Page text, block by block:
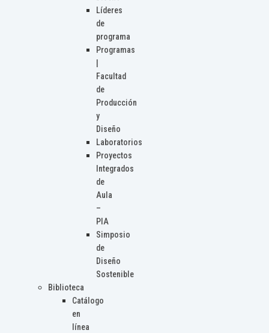
Líderes
de
programa
Programas
Facultad
de
Producción
y
Diseño
Laboratorios
Proyectos
Integrados
de
Aula
–
PIA
Simposio
de
Diseño
Sostenible
Biblioteca
Catálogo
en
línea